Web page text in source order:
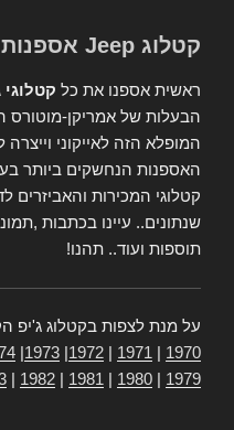
קטלוג Jeep אספנות
ראשית אספנו את כל קטלוגי
הבעלות של אמריקן-
המופלא הזה לאייקוני
האספנות הנחשקים ביותר
קטלוגי המכירות והאביזרים
שנתונים.. עיינו בכתבות
תוספות ועוד.. תהנו!
על מנת לצפות בקטלוג ג'יפ
1970
1971
1972
1973
1979
1980
1981
1982